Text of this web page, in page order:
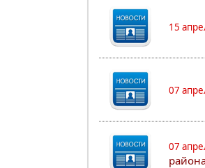
15
07
07